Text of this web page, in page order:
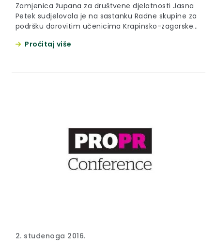
Zamjenica župana za društvene djelatnosti Jasna
Petek sudjelovala je na sastanku Radne skupine za
podršku darovitim učenicima Krapinsko-zagorske
škole Tuhelj u srijedu, 2. studenoga 2016. godine,
Pročitaj više
2. studenoga 2016.